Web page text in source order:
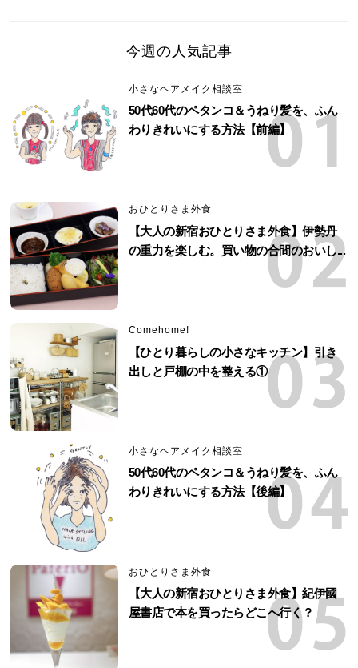
今週の人気記事
小さなヘアメイク相談室
50代60代のペタンコ＆うねり髪を、ふん
わりきれいにする方法【前編】
おひとりさま外食
【大人の新宿おひとりさま外食】伊勢丹
の重力を楽しむ。買い物の合間のおいし...
Comehome!
【ひとり暮らしの小さなキッチン】引き
出しと戸棚の中を整える①
小さなヘアメイク相談室
50代60代のペタンコ＆うねり髪を、ふん
わりきれいにする方法【後編】
おひとりさま外食
【大人の新宿おひとりさま外食】紀伊國
屋書店で本を買ったらどこへ行く？